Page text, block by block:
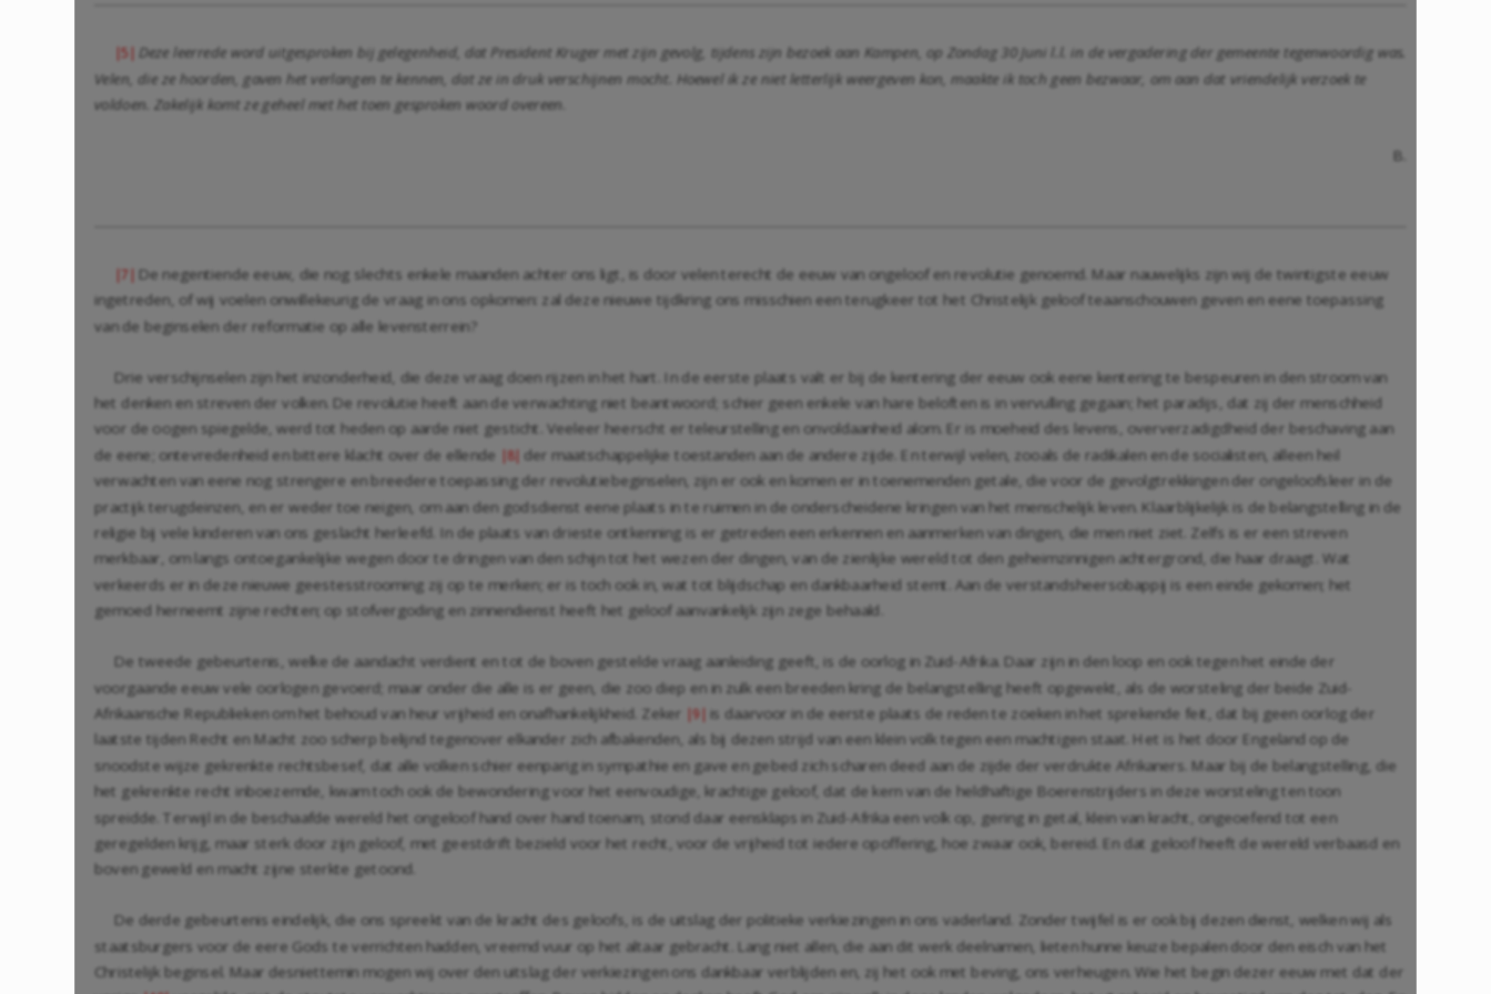
|5| Deze leerrede word uitgesproken bij gelegenheid, dat President Kruger met zijn gevolg, tijdens zijn bezoek aan Kampen, op Zondag 30 Juni l.l. in de vergadering der gemeente tegenwoordig was.
Velen, die ze hoorden, gaven het verlangen te kennen, dat ze in druk verschijnen mocht. Hoewel ik ze niet letterlijk weergeven kon, maakte ik toch geen bezwaar, om aan dat vriendelijk verzoek te
voldoen. Zakelijk komt ze geheel met het toen gesproken woord overeen
B.
|7| De negentiende eeuw, die nog slechts enkele maanden achter ons ligt, is door velen terecht de eeuw van ongeloof en revolutie genoemd. Maar nauwelijks zijn wij de twintigste eeuw
ingetreden, of wij voelen onwillekeurig de vraag in ons opkomen: zal deze nieuwe tijdkring ons misschien een terugkeer tot het Christelijk geloof teaanschouwen geven en eene toepassing
van de beginselen der reformatie op alle levensterrein?
Drie verschijnselen zijn het inzonderheid, die deze vraag doen rijzen in het hart. In de eerste plaats valt er bij de kentering der eeuw ook eene kentering te bespeuren in den stroom van
het denken en streven der volken. De revolutie heeft aan de verwachting niet beantwoord; schier geen enkele van hare beloften is in vervulling gegaan; het paradijs, dat zij der menschheid
voor de oogen spiegelde, werd tot heden op aarde niet gesticht. Veeleer heerscht er teleurstelling en onvoldaanheid alom. Er is moeheid des levens, oververzadigdheid der beschaving aan
de eene; ontevredenheid en bittere klacht over de ellende
|8| der maatschappelijke toestanden aan de andere zijde. En terwijl velen, zooals de radikalen en de socialisten, alleen heil
verwachten van eene nog strengere en breedere toepassing der revolutiebeginselen, zijn er ook en komen er in toenemenden getale, die voor de gevolgtrekkingen der ongeloofsleer in de
practijk terugdeinzen, en er weder toe neigen, om aan den godsdienst eene plaats in te ruimen in de onderscheidene kringen van het menschelijk leven. Klaarblijkelijk is de belangstelling in de
religie bij vele kinderen van ons geslacht herleefd. In de plaats van drieste ontkenning is er getreden een erkennen en aanmerken van dingen, die men niet ziet. Zelfs is er een streven
merkbaar, om langs ontoegankelijke wegen door te dringen van den schijn tot het wezen der dingen, van de zienlijke wereld tot den geheimzinnigen achtergrond, die haar draagt. Wat
verkeerds er in deze nieuwe geestesstrooming zij op te merken; er is toch ook in, wat tot blijdschap en dankbaarheid stemt. Aan de verstandsheersobappij is een einde gekomen; het
gemoed herneemt zijne rechten; op stofvergoding en zinnendienst heeft het geloof aanvankelijk zijn zege behaald.
De tweede gebeurtenis, welke de aandacht verdient en tot de boven gestelde vraag aanleiding geeft, is de oorlog in Zuid-Afrika. Daar zijn in den loop en ook tegen het einde der
voorgaande eeuw vele oorlogen gevoerd; maar onder die alle is er geen, die zoo diep en in zulk een breeden kring de belangstelling heeft opgewekt, als de worsteling der beide Zuid-
Afrikaansche Republieken om het behoud van heur vrijheid en onafhankelijkheid. Zeker
|9| is daarvoor in de eerste plaats de reden te zoeken in het sprekende feit, dat bij geen oorlog der
laatste tijden Recht en Macht zoo scherp belijnd tegenover elkander zich afbakenden, als bij dezen strijd van een klein volk tegen een machtigen staat. Het is het door Engeland op de
snoodste wijze gekrenkte rechtsbesef, dat alle volken schier eenparig in sympathie en gave en gebed zich scharen deed aan de zijde der verdrukte Afrikaners. Maar bij de belangstelling, die
het gekrenkte recht inboezemde, kwam toch ook de bewondering voor het eenvoudige, krachtige geloof, dat de kern van de heldhaftige Boerenstrijders in deze worsteling ten toon
spreidde. Terwijl in de beschaafde wereld het ongeloof hand over hand toenam, stond daar eensklaps in Zuid-Afrika een volk op, gering in getal, klein van kracht, ongeoefend tot een
geregelden krijg, maar sterk door zijn geloof, met geestdrift bezield voor het recht, voor de vrijheid tot iedere opoffering, hoe zwaar ook, bereid. En dat geloof heeft de wereld verbaasd en
boven geweld en macht zijne sterkte getoond.
De derde gebeurtenis eindelijk, die ons spreekt van de kracht des geloofs, is de uitslag der politieke verkiezingen in ons vaderland. Zonder twijfel is er ook bij dezen dienst, welken wij als
staatsburgers voor de eere Gods te verrichten hadden, vreemd vuur op het altaar gebracht. Lang niet allen, die aan dit werk deelnamen, lieten hunne keuze bepalen door den eisch van het
Christelijk beginsel. Maar desniettemin mogen wij over den uitslag der verkiezingen ons dankbaar verblijden en, zij het ook met beving, ons verheugen. Wie het begin dezer eeuw met dat der